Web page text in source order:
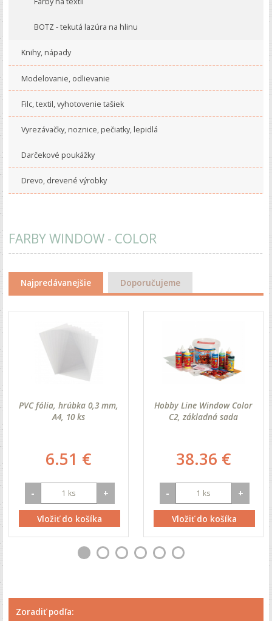
BOTZ - tekutá lazúra na hlinu
Knihy, nápady
Modelovanie, odlievanie
Filc, textil, vyhotovenie tašiek
Vyrezávačky, noznice, pečiatky, lepidlá
Darčekové poukážky
Drevo, drevené výrobky
FARBY WINDOW - COLOR
Najpredávanejšie Doporučujeme
PVC fólia, hrúbka 0,3 mm,
A4, 10 ks
6.51 €
- +
Vložiť do košíka
Hobby Line Window Color
C2, základná sada
38.36 €
- +
Vložiť do košíka
Zoradiť podľa: